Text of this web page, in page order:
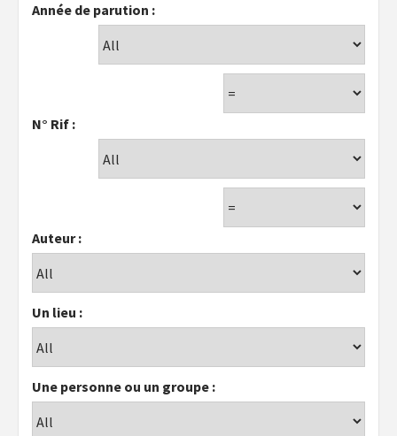
Année de parution :
N° Rif :
Auteur :
Un lieu :
Une personne ou un groupe :